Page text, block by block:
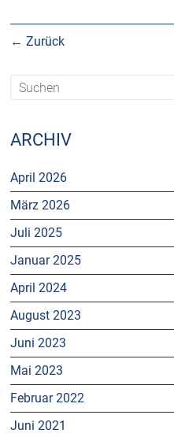
← Zurück
ARCHIV
April 2026
März 2026
Juli 2025
Januar 2025
April 2024
August 2023
Juni 2023
Mai 2023
Februar 2022
Juni 2021